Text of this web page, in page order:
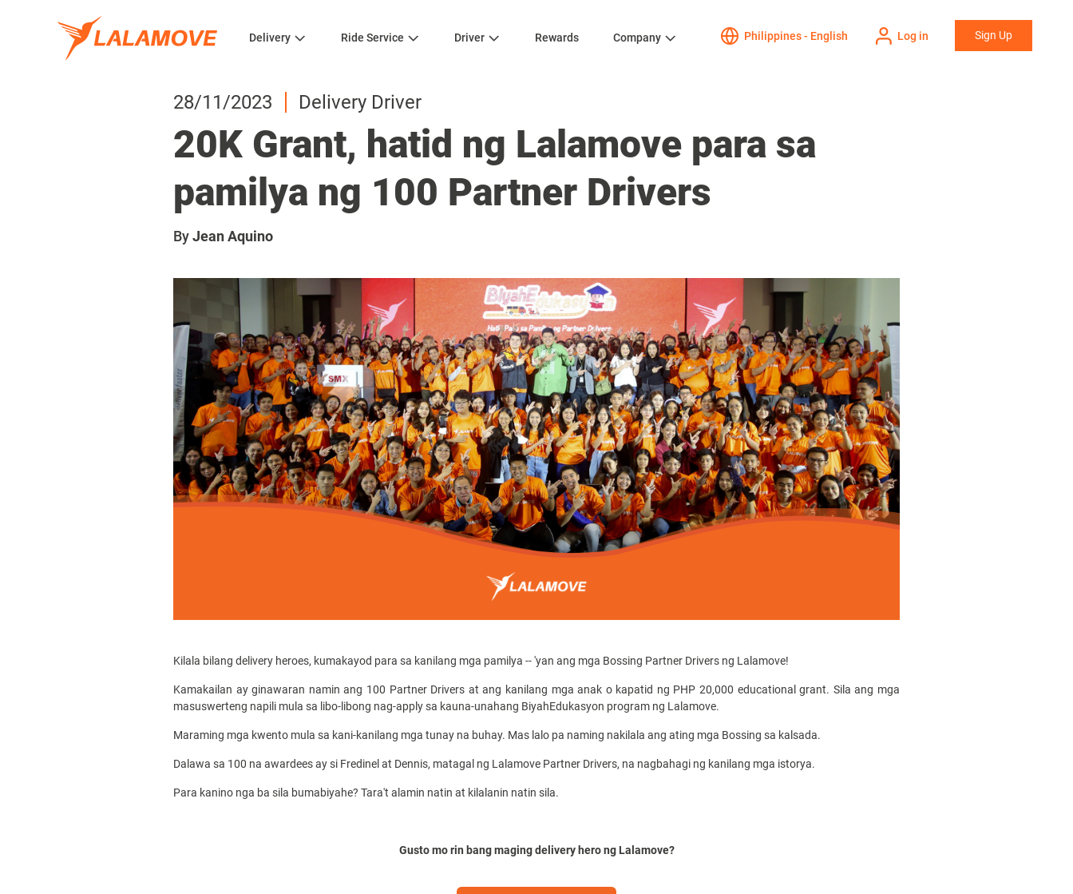
Delivery Ride Service Driver Rewards Company Philippines - English Log in Sign Up
28/11/2023 Delivery Driver
20K Grant, hatid ng Lalamove para sa
pamilya ng 100 Partner Drivers
ByJean Aquino
Kilala bilang delivery heroes, kumakayod para sa kanilang mga pamilya -- 'yan ang mga Bossing Partner Drivers ng Lalamove!
Kamakailan ay ginawaran namin ang 100 Partner Drivers at ang kanilang mga anak o kapatid ng PHP 20,000 educational grant. Sila ang mga
masuswerteng napili mula sa libo-libong nag-apply sa kauna-unahang BiyahEdukasyon program ng Lalamove.
Maraming mga kwento mula sa kani-kanilang mga tunay na buhay. Mas lalo pa naming nakilala ang ating mga Bossing sa kalsada.
Dalawa sa 100 na awardees ay si Fredinel at Dennis, matagal ng Lalamove Partner Drivers, na nagbahagi ng kanilang mga istorya.
Para kanino nga ba sila bumabiyahe? Tara't alamin natin at kilalanin natin sila.
Gusto mo rin bang maging delivery hero ng Lalamove?